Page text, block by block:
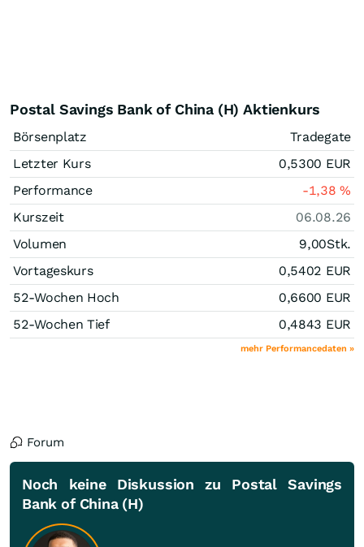
Postal Savings Bank of China (H) Aktienkurs
Börsenplatz
Tradegate
Letzter Kurs
0,5300 EUR
Performance
-1,38%
Kurszeit
06.08.26
Volumen
9,00Stk.
Vortageskurs
0,5402 EUR
52-Wochen Hoch
0,6600 EUR
52-Wochen Tief
0,4843 EUR
mehr Performancedaten »
Forum
Noch keine Diskussion zu Postal Savings
Bank of China (H)